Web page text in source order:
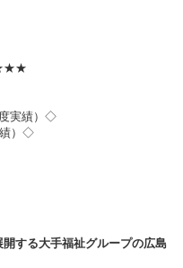
実績）◇
）◇
する大手福祉グループの広島